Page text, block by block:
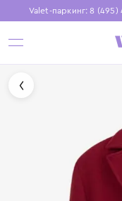
Valet-паркинг: 8
Бесплатная
Установите